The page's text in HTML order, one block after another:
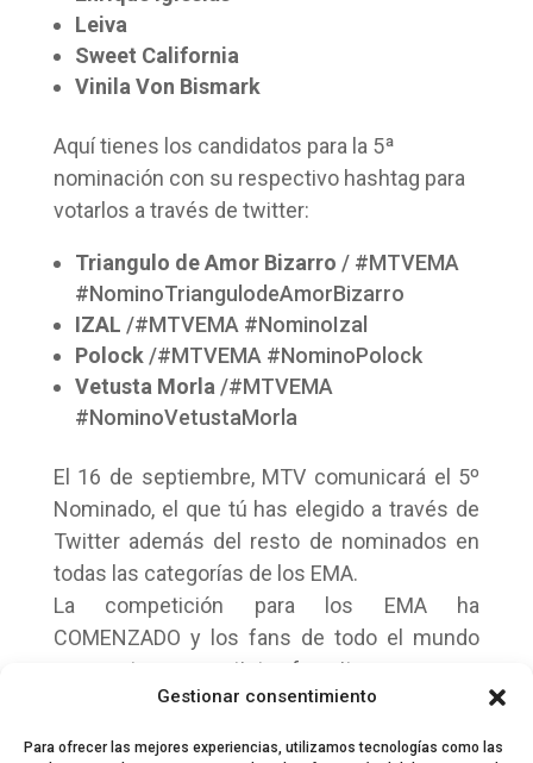
Gestionar consentimiento
Para ofrecer las mejores experiencias, utilizamos tecnologías como las
Leiva
Sweet California
Vinila Von Bismark
Aquí tienes los candidatos para la 5ª
nominación con su respectivo hashtag para
votarlos a través de twitter:
Triangulo de Amor Bizarro / #MTVEMA
#NominoTriangulodeAmorBizarro
IZAL /#MTVEMA #NominoIzal
Polock/#MTVEMA #NominoPolock
Vetusta Morla /#MTVEMA
#NominoVetustaMorla
El 16 de septiembre, MTV comunicará el 5º
Nominado, el que tú has elegido a través de
Twitter además del resto de nominados en
todas las categorías de los EMA.
La competición para los EMA ha
COMENZADO y los fans de todo el mundo
van a votar a sus artistas favoritos.